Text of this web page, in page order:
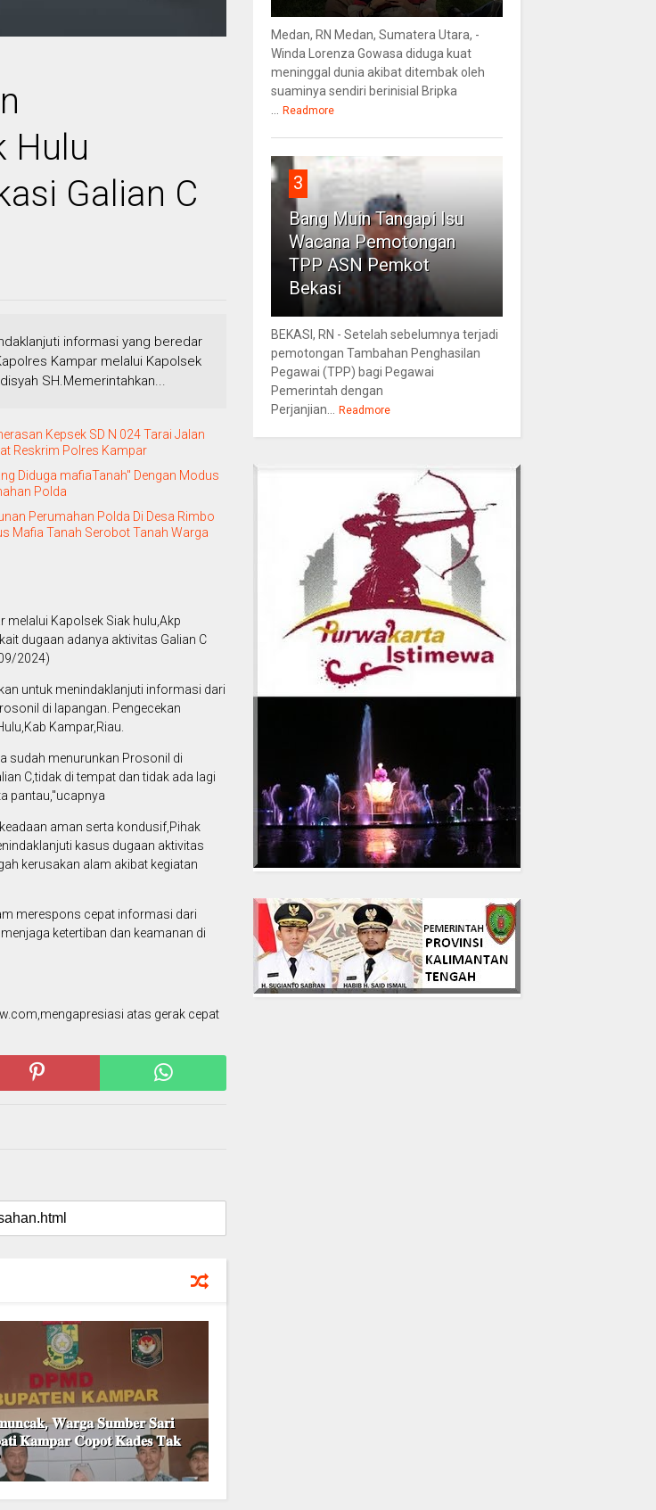
Hulu
Galian C
informasi yang beredar
Kampar melalui Kapolsek
SH.Memerintahkan...
Kepsek SD N 024 Tarai Jalan
Reskrim Polres Kampar
Diduga mafiaTanah" Dengan Modus
Polda
Perumahan Polda Di Desa Rimbo
Mafia Tanah Serobot Tanah Warga
Kapolsek Siak hulu,Akp
dugaan adanya aktivitas Galian C
2024)
untuk menindaklanjuti informasi dari
di lapangan. Pengecekan
Kampar,Riau.
sudah menurunkan Prosonil di
C,tidak di tempat dan tidak ada lagi
pantau,"ucapnya
aman serta kondusif,Pihak
kasus dugaan aktivitas
kerusakan alam akibat kegiatan
merespons cepat informasi dari
ketertiban dan keamanan di
atas gerak cepat
𝐖𝐚𝐫𝐠𝐚 𝐒𝐮𝐦𝐛𝐞𝐫 𝐒𝐚𝐫𝐢
𝐊𝐚𝐦𝐩𝐚𝐫 𝐂𝐨𝐩𝐨𝐭 𝐊𝐚𝐝𝐞𝐬 𝐓𝐚𝐤
Medan, RN Medan, Sumatera Utara, -
Winda Lorenza Gowasa diduga kuat
meninggal dunia akibat ditembak oleh
suaminya sendiri berinisial Bripka
Readmore
3
Bang Muin Tangapi Isu
Wacana Pemotongan
TPP ASN Pemkot
Bekasi
BEKASI, RN - Setelah sebelumnya terjadi
pemotongan Tambahan Penghasilan
Pegawai (TPP) bagi Pegawai
Pemerintah dengan
Perjanjian...
Readmore